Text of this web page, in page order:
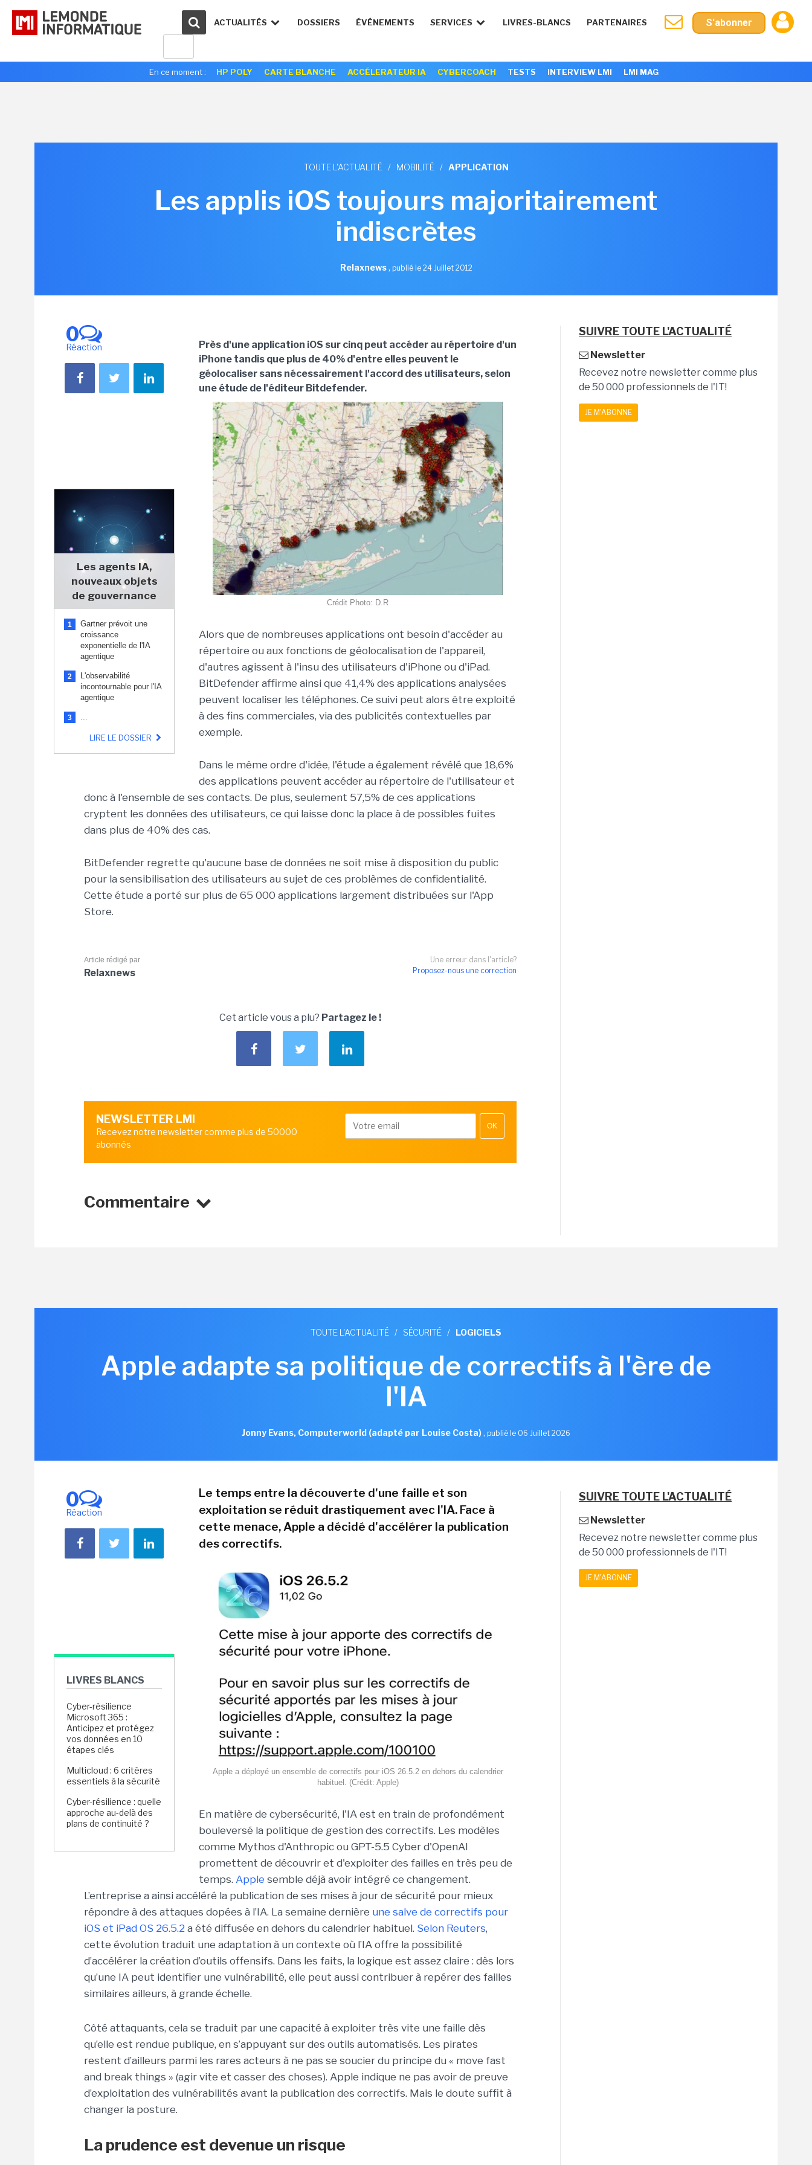
ACTUALITÉS DOSSIERS ÉVÉNEMENTS SERVICES LIVRES-BLANCS PARTENAIRES S'abonner
En ce moment : HP POLY CARTE BLANCHE ACCÉLERATEUR IA CYBERCOACH TESTS INTERVIEW LMI LMI MAG
TOUTE L'ACTUALITÉ / MOBILITÉ / APPLICATION
Les applis iOS toujours majoritairement
indiscrètes
Relaxnews, publié le 24 Juillet 2012
0
Réaction
Les agents IA,
nouveaux objets
de gouvernance
1
Gartner prévoit une
croissance
exponentielle de l'IA
agentique
2
L'observabilité
incontournable pour l'IA
agentique
3 ...
LIRE LE DOSSIER
Près d'une application iOS sur cinq peut accéder au répertoire d'un
iPhone tandis que plus de 40% d'entre elles peuvent le
géolocaliser sans nécessairement l'accord des utilisateurs, selon
une étude de l'éditeur Bitdefender.
Crédit Photo: D.R
Alors que de nombreuses applications ont besoin d'accéder au
répertoire ou aux fonctions de géolocalisation de l'appareil,
d'autres agissent à l'insu des utilisateurs d'iPhone ou d'iPad.
BitDefender affirme ainsi que 41,4% des applications analysées
peuvent localiser les téléphones. Ce suivi peut alors être exploité
à des fins commerciales, via des publicités contextuelles par
exemple.
Dans le même ordre d'idée, l'étude a également révélé que 18,6%
des applications peuvent accéder au répertoire de l'utilisateur et
donc à l'ensemble de ses contacts. De plus, seulement 57,5% de ces applications
cryptent les données des utilisateurs, ce qui laisse donc la place à de possibles fuites
dans plus de 40% des cas.
BitDefender regrette qu'aucune base de données ne soit mise à disposition du public
pour la sensibilisation des utilisateurs au sujet de ces problèmes de confidentialité.
Cette étude a porté sur plus de 65 000 applications largement distribuées sur l'App
Store.
Une erreur dans l'article?
Proposez-nous une correction
Article rédigé par
Relaxnews
Cet article vous a plu? Partagez le !
NEWSLETTER LMI
Recevez notre newsletter comme plus de 50000
abonnés
OK
Commentaire
SUIVRE TOUTE L'ACTUALITÉ
Newsletter
Recevez notre newsletter comme plus
de 50 000 professionnels de l'IT!
JE M'ABONNE
TOUTE L'ACTUALITÉ / SÉCURITÉ / LOGICIELS
Apple adapte sa politique de correctifs à l'ère de
l'IA
Jonny Evans, Computerworld (adapté par Louise Costa), publié le 06 Juillet 2026
0
Réaction
LIVRES BLANCS
Cyber-résilience
Microsoft 365 :
Anticipez et protégez
vos données en 10
étapes clés
Multicloud : 6 critères
essentiels à la sécurité
Cyber-résilience : quelle
approche au-delà des
plans de continuité ?
Le temps entre la découverte d'une faille et son
exploitation se réduit drastiquement avec l'IA. Face à
cette menace, Apple a décidé d'accélérer la publication
des correctifs.
Apple a déployé un ensemble de correctifs pour iOS 26.5.2 en dehors du calendrier
habituel. (Crédit: Apple)
En matière de cybersécurité, l'IA est en train de profondément
bouleversé la politique de gestion des correctifs. Les modèles
comme Mythos d'Anthropic ou GPT-5.5 Cyber d'OpenAI
promettent de découvrir et d'exploiter des failles en très peu de
temps. Apple semble déjà avoir intégré ce changement.
L’entreprise a ainsi accéléré la publication de ses mises à jour de sécurité pour mieux
répondre à des attaques dopées à l’IA. La semaine dernière une salve de correctifs pour
iOS et iPad OS 26.5.2 a été diffusée en dehors du calendrier habituel. Selon Reuters,
cette évolution traduit une adaptation à un contexte où l’IA offre la possibilité
d’accélérer la création d’outils offensifs. Dans les faits, la logique est assez claire : dès lors
qu’une IA peut identifier une vulnérabilité, elle peut aussi contribuer à repérer des failles
similaires ailleurs, à grande échelle.
Côté attaquants, cela se traduit par une capacité à exploiter très vite une faille dès
qu’elle est rendue publique, en s’appuyant sur des outils automatisés. Les pirates
restent d’ailleurs parmi les rares acteurs à ne pas se soucier du principe du « move fast
and break things » (agir vite et casser des choses). Apple indique ne pas avoir de preuve
d’exploitation des vulnérabilités avant la publication des correctifs. Mais le doute suffit à
changer la posture.
La prudence est devenue un risque
SUIVRE TOUTE L'ACTUALITÉ
Newsletter
Recevez notre newsletter comme plus
de 50 000 professionnels de l'IT!
JE M'ABONNE